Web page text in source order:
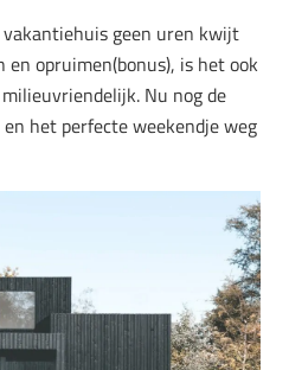
geen uren kwijt
en opruimen(bonus), is het ook
Nu nog de
het perfecte weekendje weg